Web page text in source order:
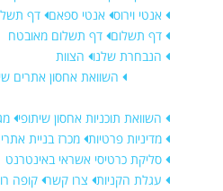
אנטי וירוס אנטי ספאם דף
דף תשלום דף תשלום מאובטח
הנבחרת שלנו הצוות
השוואת אחסון אתרים
השוואת תוכניות אחסון שיתופי
מדיניות פרטיות מכרז בניית
סליקת כרטיסי אשראי באינטרנט
עגלת הקניות צרו קשר קופה